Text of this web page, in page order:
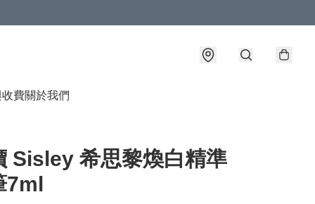
收費關於我們
Sisley 希思黎煥白精準
7ml